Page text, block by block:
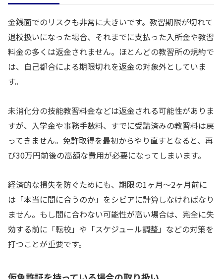
金銭面でのリスクも非常に大きいです。教習期限が切れて
退校扱いになった場合、それまでに支払った入所金や教習
料金の多くは返金されません。ほとんどの教習所の規約で
は、自己都合による期限切れを返金の対象外としていま
す。
未消化分の技能教習料金などは返金される可能性がありま
すが、入学金や事務手数料、すでに受講済みの教習料は戻
ってきません。免許取得を最初からやり直すとなると、再
び30万円前後の高額な費用が必要になってしまいます。
経済的な損失を防ぐためにも、期限の1ヶ月〜2ヶ月前に
は「本当に間に合うのか」をシビアに計算しなければなり
ません。もし間に合わない可能性が高い場合は、完全に失
効する前に「転校」や「スケジュール調整」などの対策を
打つことが重要です。